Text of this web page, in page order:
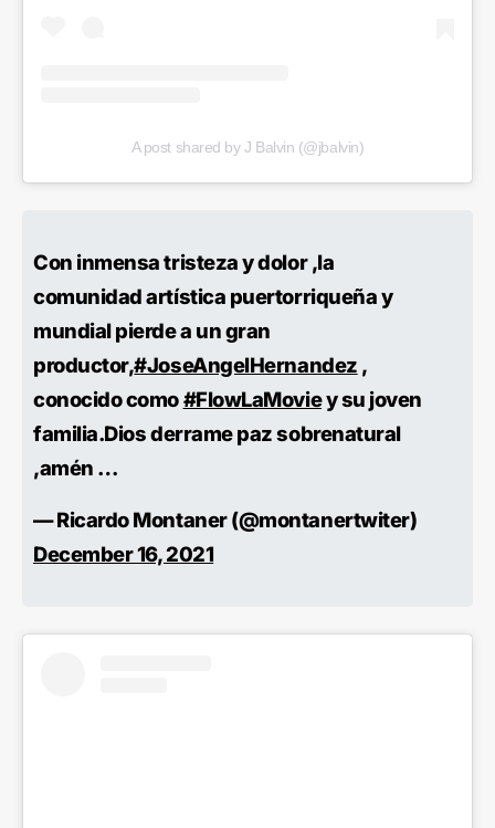
A post shared by J Balvin (@jbalvin)
Con inmensa tristeza y dolor ,la
comunidad artística puertorriqueña y
mundial pierde a un gran
productor,#JoseAngelHernandez ,
conocido como#FlowLaMoviey su joven
familia.Dios derrame paz sobrenatural
,amén …
— Ricardo Montaner (@montanertwiter)
December 16, 2021